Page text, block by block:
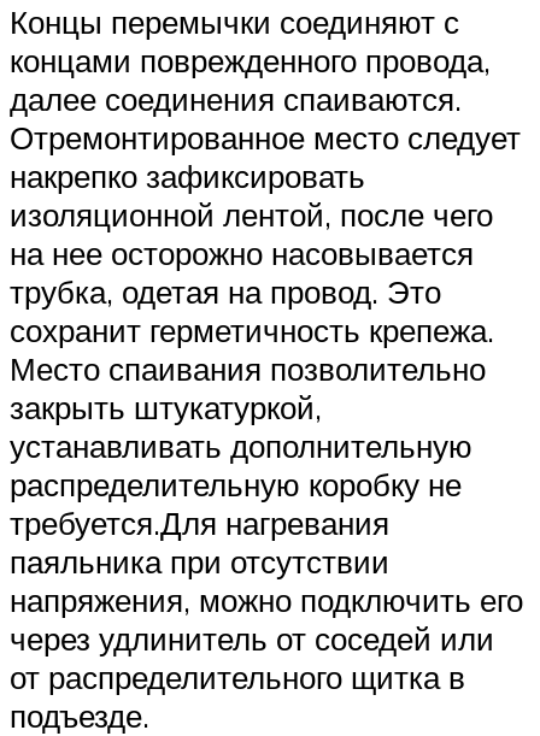
Концы перемычки соединяют с
концами поврежденного провода,
далее соединения спаиваются.
Отремонтированное место следует
накрепко зафиксировать
изоляционной лентой, после чего
на нее осторожно насовывается
трубка, одетая на провод. Это
сохранит герметичность крепежа.
Место спаивания позволительно
закрыть штукатуркой,
устанавливать дополнительную
распределительную коробку не
требуется.Для нагревания
паяльника при отсутствии
напряжения, можно подключить его
через удлинитель от соседей или
от распределительного щитка в
подъезде.